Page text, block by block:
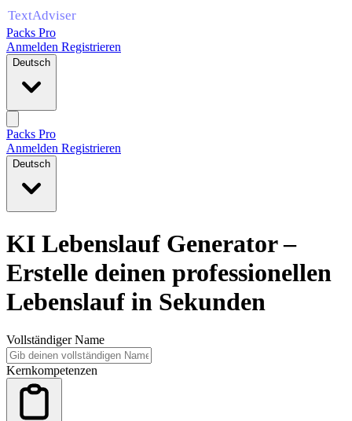
Packs Pro
Anmelden Registrieren
Deutsch
Packs Pro
Anmelden Registrieren
Deutsch
KI Lebenslauf Generator –
Erstelle deinen professionellen
Lebenslauf in Sekunden
Vollständiger Name
Kernkompetenzen